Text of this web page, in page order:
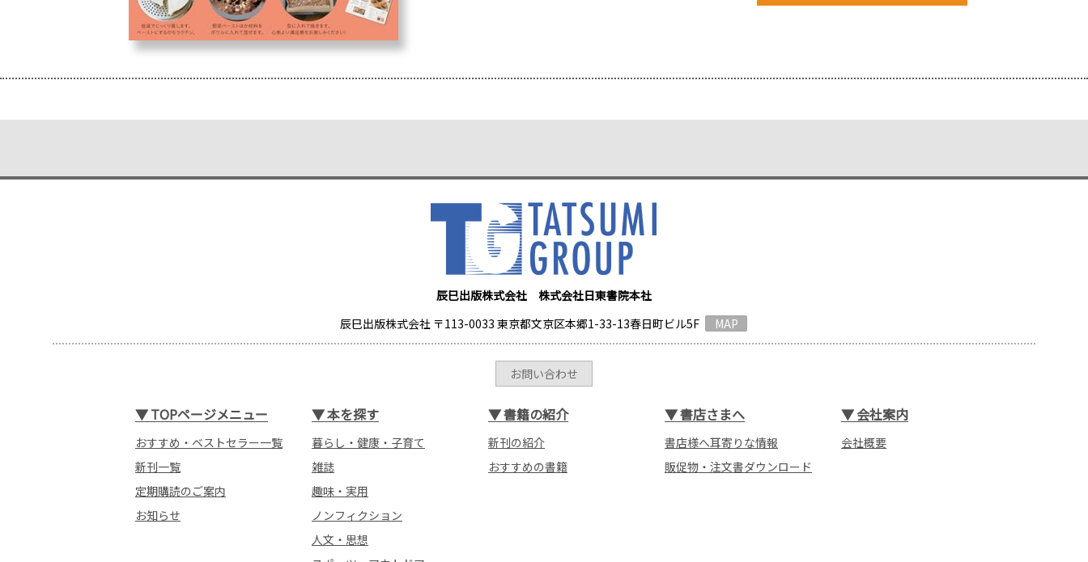
辰巳出版株式会社 株式会社日東書院本社
辰巳出版株式会社 〒113-0033 東京都文京区本郷1-33-13春日町ビル5F
MAP
お問い合わせ
▼TOPページメニュー
おすすめ・ベストセラー一覧
新刊一覧
定期購読のご案内
お知らせ
▼本を探す
暮らし・健康・子育て
雑誌
趣味・実用
ノンフィクション
人文・思想
▼書籍の紹介
新刊の紹介
おすすめの書籍
▼書店さまへ
書店様へ耳寄りな情報
販促物・注文書ダウンロード
▼会社案内
会社概要